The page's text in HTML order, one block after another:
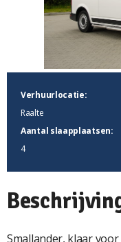
Verhuurlocatie:
Raalte
Aantal slaapplaatsen:
4
Smallander, klaar